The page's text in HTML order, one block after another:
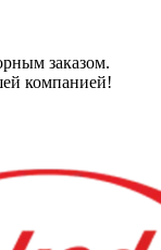
заказом.
компанией!